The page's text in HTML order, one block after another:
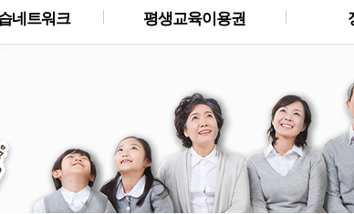
네트워크 평생교육이용권